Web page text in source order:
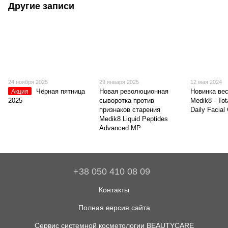
Другие записи
24 ноября 2025
Акция
Чёрная пятница
2025
29 января 2025
Новая революционная
сыворотка против
признаков старения
Medik8 Liquid Peptides
Advanced MP
12 мая 2024
Новинка
Medik8 -
Daily Facial
+38 050 410 08 09
Контакты
Полная версия сайта
Сервис системной косметологии BEAUTYCARE